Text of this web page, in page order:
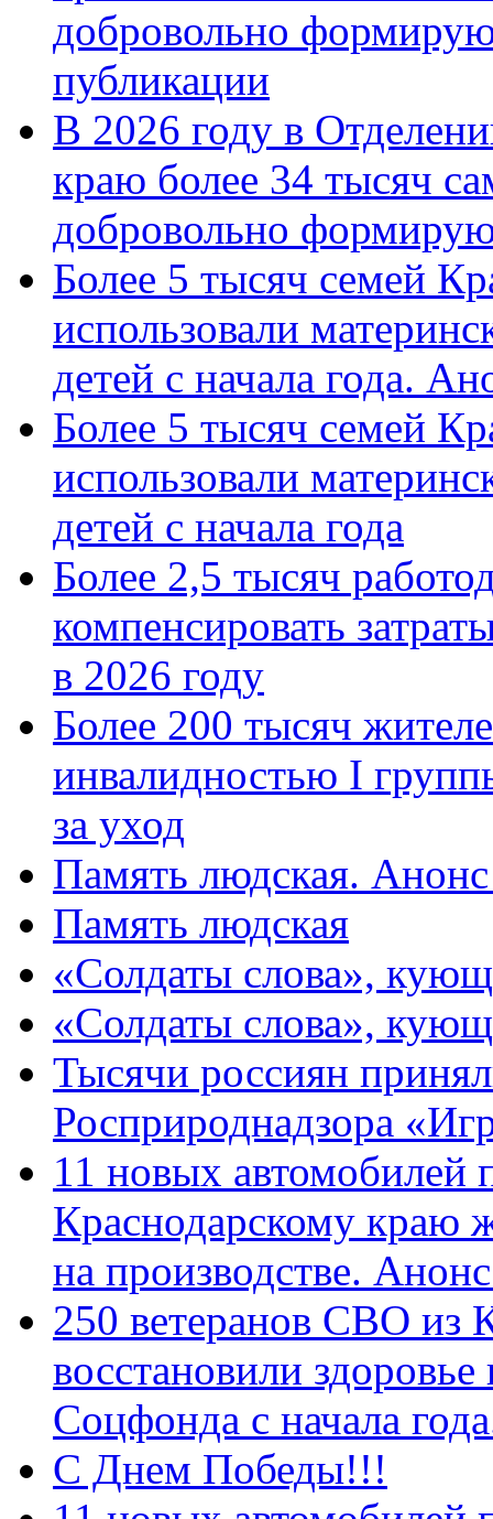
добровольно
публикации
В 2026 году в
краю более 34 тысяч
добровольно
Более 5 тысяч семей
использовали
детей с начала года.
Более 5 тысяч семей
использовали
детей с начала года
Более 2,5 тысяч
компенсировать
в 2026 году
Более 200 тысяч
инвалидностью I
за уход
Память людская.
Память людская
«Солдаты слова»,
«Солдаты слова»,
Тысячи россиян
Росприроднадзора
11 новых автомобилей
Краснодарскому краю
на производстве.
250 ветеранов СВО из
восстановили
Соцфонда с начала
С Днем Победы!!!